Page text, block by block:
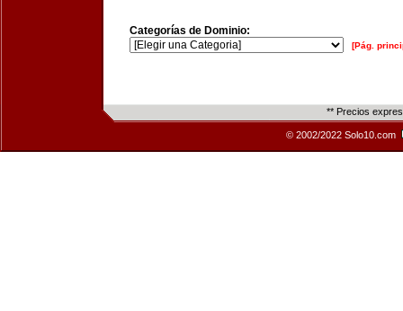
Categorías de Dominio:
[Pág.
** Precios
© 2002/2022 Solo10.com